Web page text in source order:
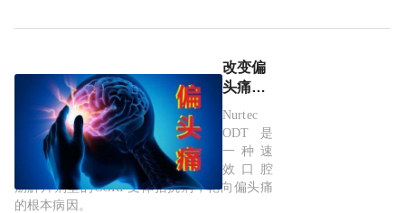
进入全
临床试
验!
改变偏
头痛治
疗模
式！美
国FDA
批准
Nurtec ODT：
Nurtec
ODT是
一种速
效口腔
崩解片剂型的CGRP受体拮抗剂，靶向偏头痛
的根本病因。